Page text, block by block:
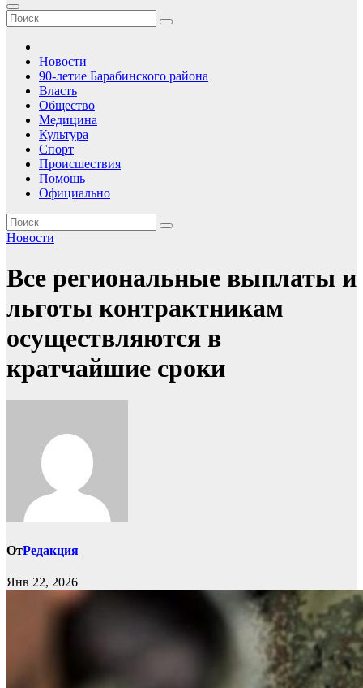
Новости
90-летие Барабинского района
Власть
Общество
Медицина
Культура
Спорт
Происшествия
Помошь
Официально
Новости
Все региональные выплаты и
льготы контрактникам
осуществляются в
кратчайшие сроки
ОтРедакция
Янв 22, 2026